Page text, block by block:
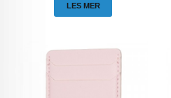
LES MER